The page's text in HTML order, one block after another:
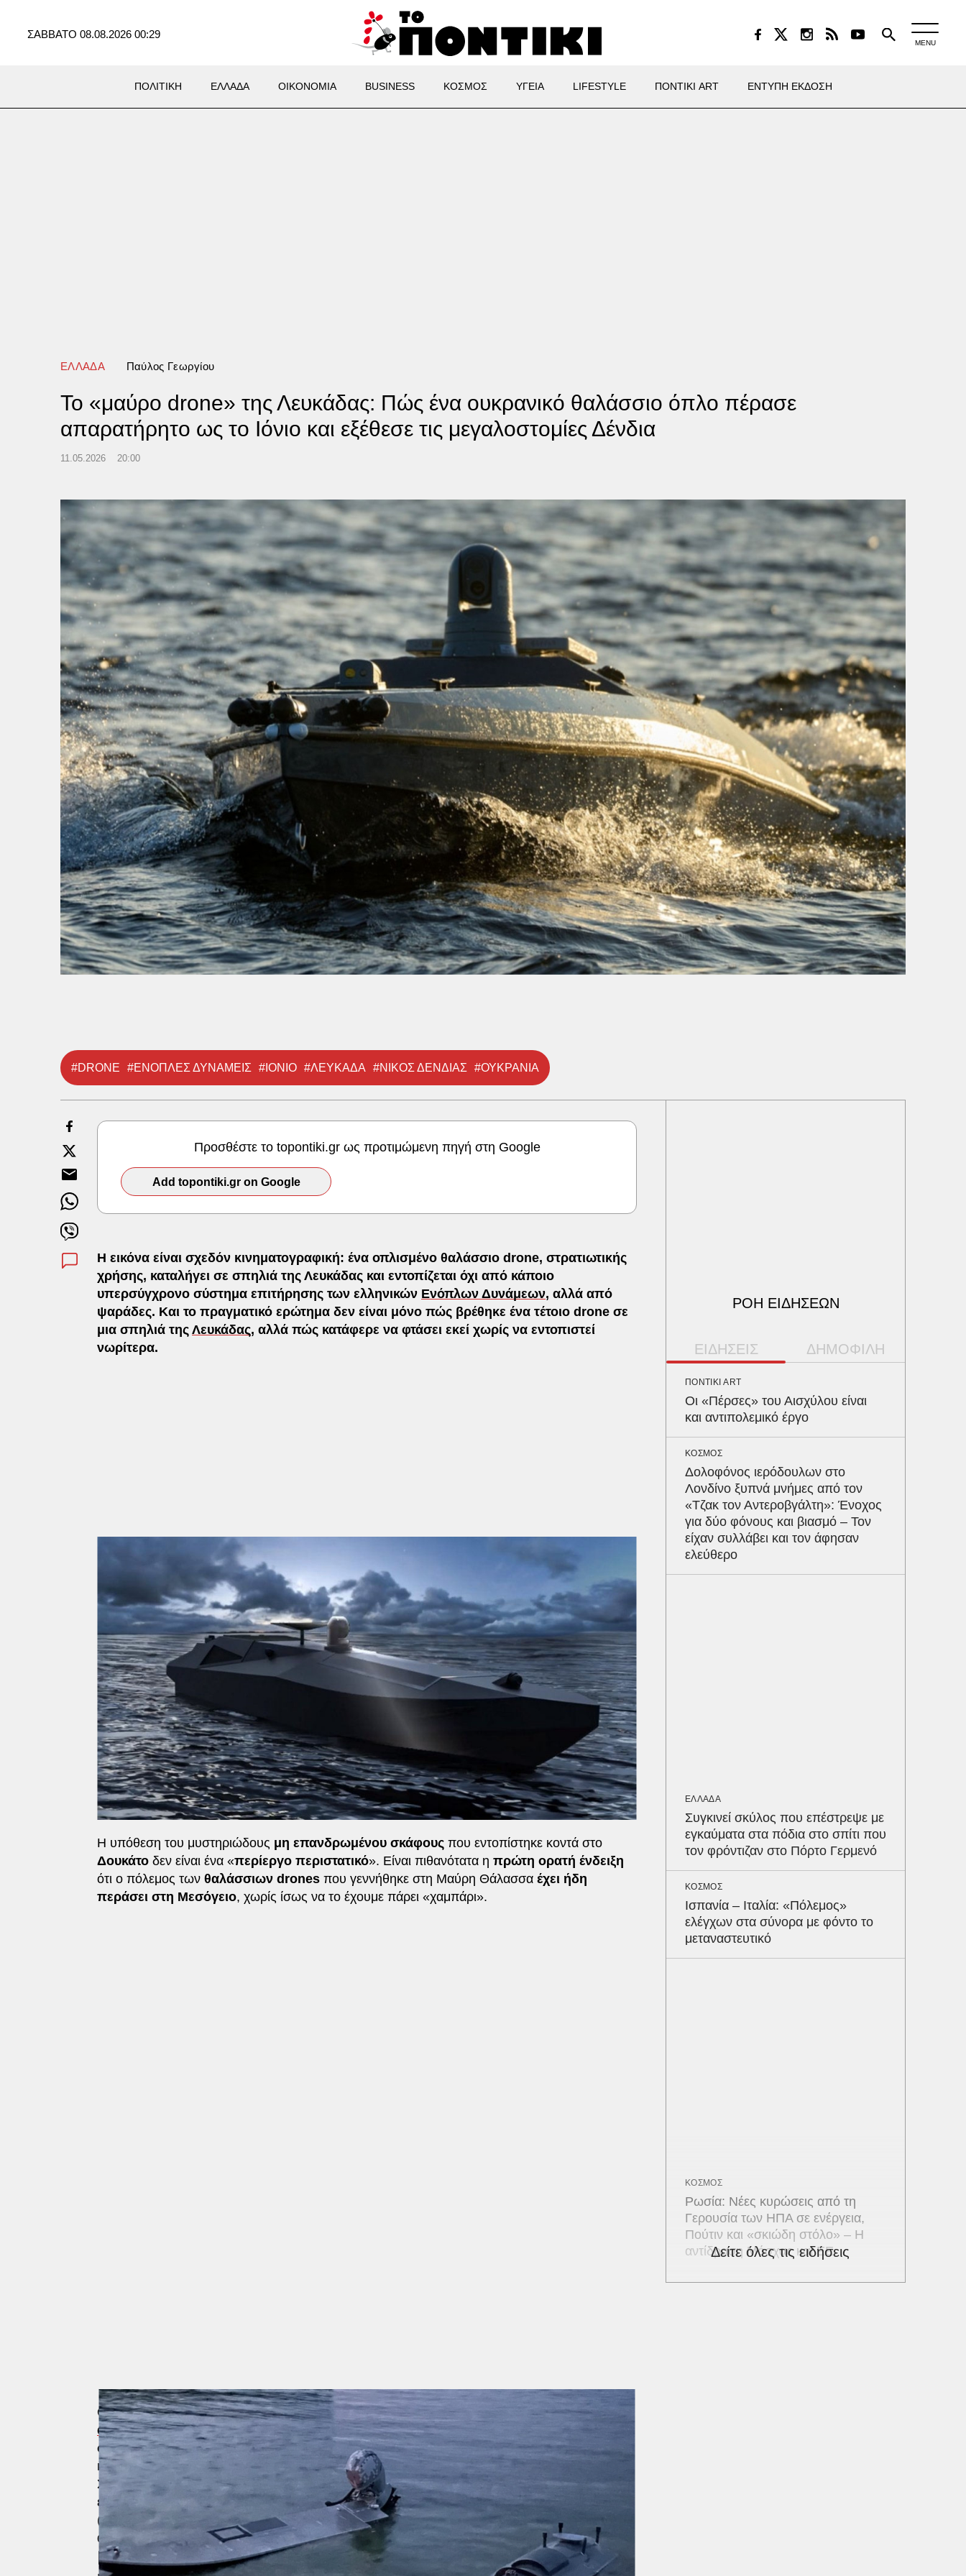
ΣΑΒΒΑΤΟ 08.08.2026 00:29
MENU
ΠΟΛΙΤΙΚΗ ΕΛΛΑΔΑ ΟΙΚΟΝΟΜΙΑ BUSINESS ΚΟΣΜΟΣ ΥΓΕΙΑ LIFESTYLE ΠΟΝΤΙΚΙ ART ΕΝΤΥΠΗ ΕΚΔΟΣΗ
ΕΛΛΑΔΑ Παύλος Γεωργίου
Το «μαύρο drone» της Λευκάδας: Πώς ένα ουκρανικό θαλάσσιο όπλο πέρασε
απαρατήρητο ως το Ιόνιο και εξέθεσε τις μεγαλοστομίες Δένδια
11.05.2026 20:00
#DRONE #ΕΝΟΠΛΕΣ ΔΥΝΑΜΕΙΣ #ΙΟΝΙΟ #ΛΕΥΚΑΔΑ #ΝΙΚΟΣ ΔΕΝΔΙΑΣ #ΟΥΚΡΑΝΙΑ
Προσθέστε το topontiki.gr ως προτιμώμενη πηγή στη Google
Add topontiki.gr on Google
Η εικόνα είναι σχεδόν κινηματογραφική: ένα οπλισμένο θαλάσσιο drone, στρατιωτικής
χρήσης, καταλήγει σε σπηλιά της Λευκάδας και εντοπίζεται όχι από κάποιο
υπερσύγχρονο σύστημα επιτήρησης των ελληνικών Ενόπλων Δυνάμεων, αλλά από
ψαράδες. Και το πραγματικό ερώτημα δεν είναι μόνο πώς βρέθηκε ένα τέτοιο drone σε
μια σπηλιά της Λευκάδας, αλλά πώς κατάφερε να φτάσει εκεί χωρίς να εντοπιστεί
νωρίτερα.
Η υπόθεση του μυστηριώδους μη επανδρωμένου σκάφους που εντοπίστηκε κοντά στο
Δουκάτο δεν είναι ένα «περίεργο περιστατικό». Είναι πιθανότατα η πρώτη ορατή ένδειξη
ότι ο πόλεμος των θαλάσσιων drones που γεννήθηκε στη Μαύρη Θάλασσα έχει ήδη
περάσει στη Μεσόγειο, χωρίς ίσως να το έχουμε πάρει «χαμπάρι».
Οι ελληνικές αρχέςαπέφυγανεπισήμως να επιβεβαιώσουν επισήμως την προέλευση του
drone. Όμως σχεδόν όλες οι συγκλίνουσες πληροφορίες, καθώς και η μορφολογία
του
σκάφους , οδηγούν σε ένασυμπέρασμα
πρόκειται πιθανότατα για ουκρανικής
κατασκευής USV
(Unmanned Surface Vehicle), τύπου MAGURA V3 ή V5.
Σύμφωνα με τις μέχρι τώρα πληροφορίες, το droneπυροκροτητές και
σημαντική ποσότητα
εκρηκτικών
, με πιθανότερο ενδεχόμενο να ήταν διαμορφωμένο γιααποστολή αυτοκτονίας
(“kamikaze strike”)
εναντίον πλοίου
. Το πιο ανησυχητικό στοιχείο όμως δεν είναι το ίδιο το
drone. Είναι η
διαδρομήτου.
Πώς πέρασε απαρατήρητο;
ΡΟΗ ΕΙΔΗΣΕΩΝ
ΕΙΔΗΣΕΙΣ ΔΗΜΟΦΙΛΗ
ΠΟΝΤΙΚΙ ART
Οι «Πέρσες» του Αισχύλου είναι
και αντιπολεμικό έργο
ΚΟΣΜΟΣ
Δολοφόνος ιερόδουλων στο
Λονδίνο ξυπνά μνήμες από τον
«Τζακ τον Αντεροβγάλτη»: Ένοχος
για δύο φόνους και βιασμό – Τον
είχαν συλλάβει και τον άφησαν
ελεύθερο
ΕΛΛΑΔΑ
Συγκινεί σκύλος που επέστρεψε με
εγκαύματα στα πόδια στο σπίτι που
τον φρόντιζαν στο Πόρτο Γερμενό
ΚΟΣΜΟΣ
Ισπανία – Ιταλία: «Πόλεμος»
ελέγχων στα σύνορα με φόντο το
μεταναστευτικό
ΚΟΣΜΟΣ
Ρωσία: Νέες κυρώσεις από τη
Γερουσία των ΗΠΑ σε ενέργεια,
Πούτιν και «σκιώδη στόλο» – Η
αντίδραση Μόσχας και ΕΕ
Δείτε όλες τις ειδήσεις